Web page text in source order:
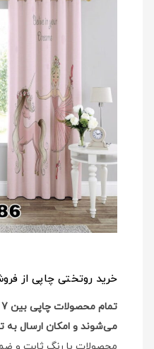
خرید روتختی چاپی از
می‌شوند و امکان ارسال به